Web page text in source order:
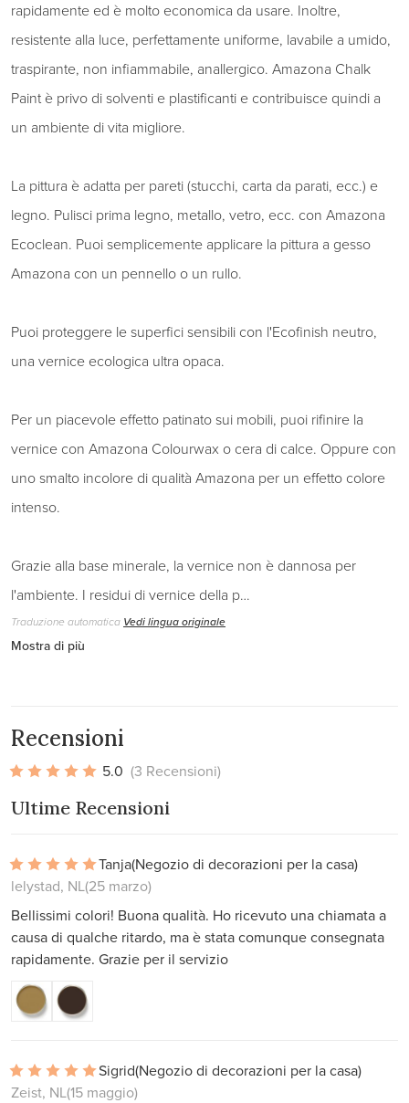
rapidamente ed è molto economica da usare. Inoltre,
resistente alla luce, perfettamente uniforme, lavabile a umido,
traspirante, non infiammabile, anallergico. Amazona Chalk
Paint è privo di solventi e plastificanti e contribuisce quindi a
un ambiente di vita migliore.
La pittura è adatta per pareti (stucchi, carta da parati, ecc.) e
legno. Pulisci prima legno, metallo, vetro, ecc. con Amazona
Ecoclean. Puoi semplicemente applicare la pittura a gesso
Amazona con un pennello o un rullo.
Puoi proteggere le superfici sensibili con l'Ecofinish neutro,
una vernice ecologica ultra opaca.
Per un piacevole effetto patinato sui mobili, puoi rifinire la
vernice con Amazona Colourwax o cera di calce. Oppure con
uno smalto incolore di qualità Amazona per un effetto colore
intenso.
Grazie alla base minerale, la vernice non è dannosa per
l'ambiente. I residui di vernice della p…
Traduzione automatica Vedi lingua originale
Mostra di più
Recensioni
5.0 (3 Recensioni)
Ultime Recensioni
Tanja(Negozio di decorazioni per la casa)
lelystad, NL(25 marzo)
Bellissimi colori! Buona qualità. Ho ricevuto una chiamata a
causa di qualche ritardo, ma è stata comunque consegnata
rapidamente. Grazie per il servizio
Sigrid(Negozio di decorazioni per la casa)
Zeist, NL(15 maggio)